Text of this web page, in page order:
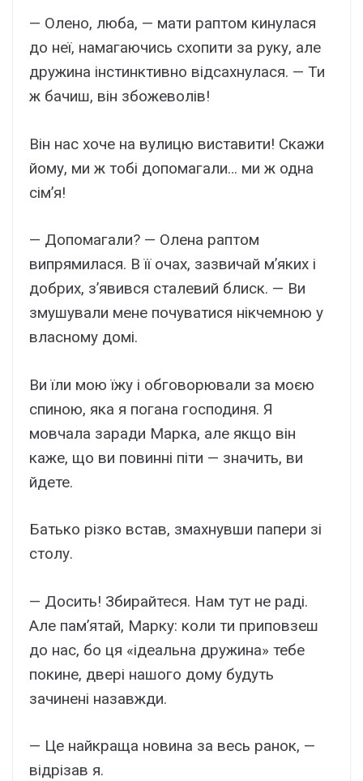
— Олено, люба, — мати раптом кинулася
до неї, намагаючись схопити за руку, але
дружина інстинктивно відсахнулася. — Ти
ж бачиш, він збожеволів!
Він нас хоче на вулицю виставити! Скажи
йому, ми ж тобі допомагали… ми ж одна
сім’я!
— Допомагали? — Олена раптом
випрямилася. В її очах, зазвичай м’яких і
добрих, з’явився сталевий блиск. — Ви
змушували мене почуватися нікчемною у
власному домі.
Ви їли мою їжу і обговорювали за моєю
спиною, яка я погана господиня. Я
мовчала заради Марка, але якщо він
каже, що ви повинні піти — значить, ви
йдете.
Батько різко встав, змахнувши папери зі
столу.
— Досить! Збирайтеся. Нам тут не раді.
Але пам’ятай, Марку: коли ти приповзеш
до нас, бо ця «ідеальна дружина» тебе
покине, двері нашого дому будуть
зачинені назавжди.
— Це найкраща новина за весь ранок, —
відрізав я.